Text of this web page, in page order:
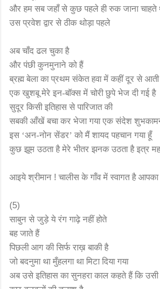
और हम सब जहाँ से कुछ पहले ही रुक जाना चाहते
उस प्रवेश द्वार से ठीक थोड़ा पहले
अब चाँद ढल चुका है
और पंछी कुनमुनाने को हैं
ब्रह्म बेला का प्रथम संकेत हवा में कहीं दूर से
एक खुशबू मेरे इन-बॉक्स में चोरी छुपे भेज दी गई है
सुदूर किसी इतिहास से पारिजात की
सबकी आँखें बचा कर भेजा गया एक संदेश
इस ‘अन-नोन सेंडर’ को मैं शायद पहचान गया हूँ
कुछ झूम उठता है मेरे भीतर झनक उठता है इत्र
आइये श्रीमान ! चालीस के गाँव में स्वागत है आपका
(5)
साबुन से जुड़े ये रंग गाढ़े नहीं होते
बह जाते हैं
पिछली आग की सिर्फ राख़ बाकी है
जो बदनुमा था मुँहलगा था मिटा दिया गया
अब उसे इतिहास का सुनहरा काल कहते हैं कि उसी